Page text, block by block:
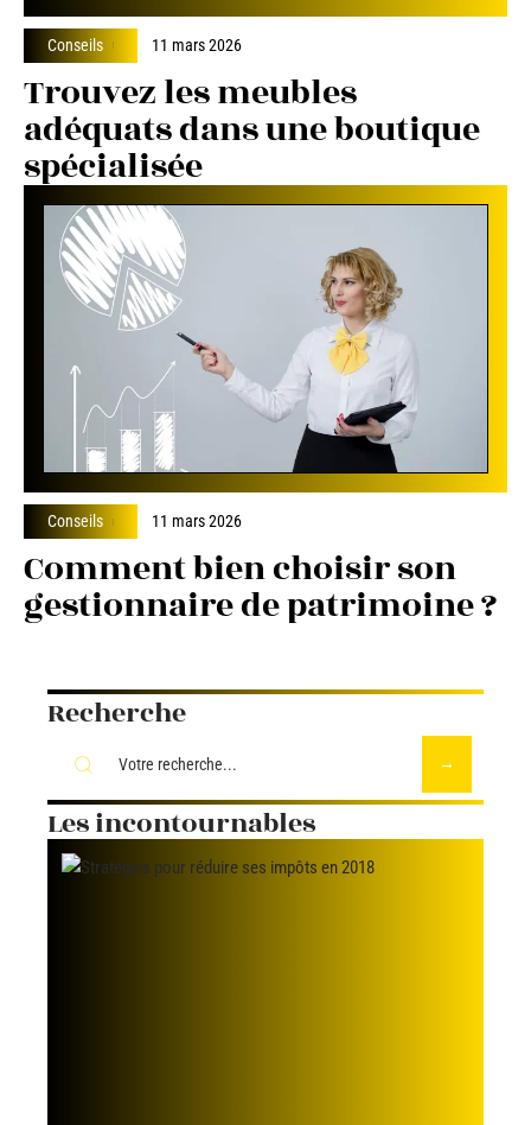
Conseils 11 mars 2026
Trouvez les meubles
adéquats dans une boutique
spécialisée
Conseils 11 mars 2026
Comment bien choisir son
gestionnaire de patrimoine ?
Recherche
Les incontournables